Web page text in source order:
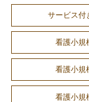
サービス
看護小
看護小
看護小